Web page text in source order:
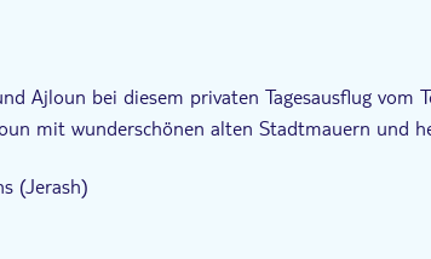
Ajloun bei diesem privaten Tagesausflug vom
mit wunderschönen alten Stadtmauern und
(Jerash)
Stadt und entdecken Sie die Schönheit des